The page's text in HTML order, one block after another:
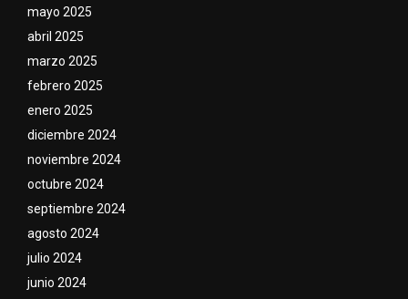
mayo 2025
abril 2025
marzo 2025
febrero 2025
enero 2025
diciembre 2024
noviembre 2024
octubre 2024
septiembre 2024
agosto 2024
julio 2024
junio 2024